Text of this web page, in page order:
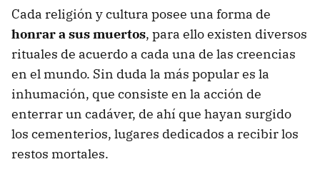
Cada religión y cultura posee una forma de
honrar a sus muertos, para ello existen diversos
rituales de acuerdo a cada una de las creencias
en el mundo. Sin duda la más popular es la
inhumación, que consiste en la acción de
enterrar un cadáver, de ahí que hayan surgido
los cementerios, lugares dedicados a recibir los
restos mortales.